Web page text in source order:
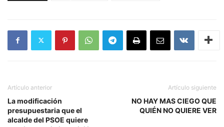
Artículo anterior
La modificación
presupuestaria que el
alcalde del PSOE quiere
Artículo siguiente
NO HAY MAS CIEGO QUE
QUIÉN NO QUIERE VER